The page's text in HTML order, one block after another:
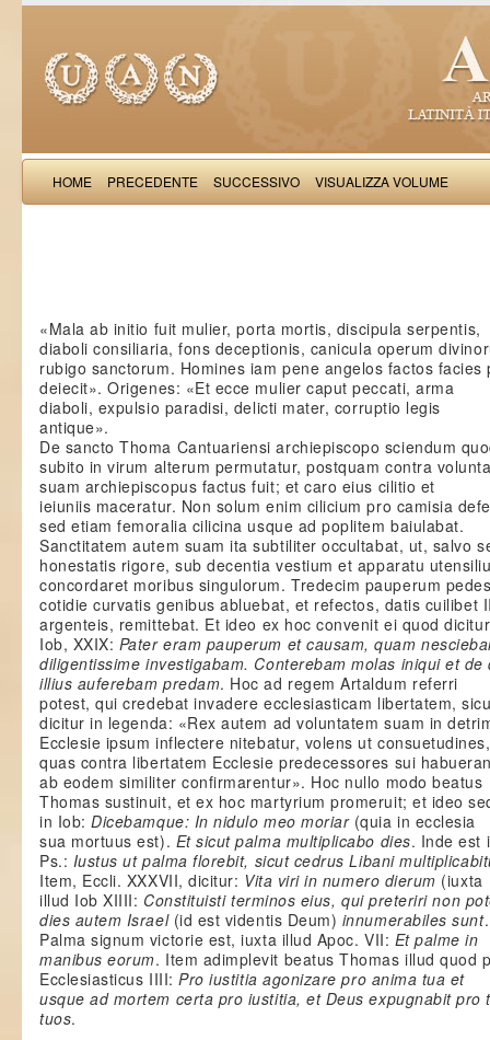
HOME PRECEDENTE SUCCESSIVO VISUALIZZA VOLUME
«Mala ab initio fuit mulier, porta mortis, discipula serpentis,
diaboli consiliaria, fons deceptionis, canicula operum
rubigo sanctorum. Homines iam pene angelos factos facies
deiecit». Origenes: «Et ecce mulier caput peccati, arma
diaboli, expulsio paradisi, delicti mater, corruptio legis
antique».
De sancto Thoma Cantuariensi archiepiscopo sciendum
subito in virum alterum permutatur, postquam contra
suam archiepiscopus factus fuit; et caro eius cilitio et
ieiuniis maceratur. Non solum enim cilicium pro camisia
sed etiam femoralia cilicina usque ad poplitem baiulabat.
Sanctitatem autem suam ita subtiliter occultabat, ut, salvo
honestatis rigore, sub decentia vestium et apparatu
concordaret moribus singulorum. Tredecim pauperum
cotidie curvatis genibus abluebat, et refectos, datis cuilibet
argenteis, remittebat. Et ideo ex hoc convenit ei quod
Iob, XXIX: Pater eram pauperum et causam, quam
diligentissime investigabam. Conterebam molas iniqui et de
illius auferebam predam. Hoc ad regem Artaldum referri
potest, qui credebat invadere ecclesiasticam libertatem,
dicitur in legenda: «Rex autem ad voluntatem suam in
Ecclesie ipsum inflectere nitebatur, volens ut consuetudines,
quas contra libertatem Ecclesie predecessores sui
ab eodem similiter confirmarentur». Hoc nullo modo beatus
Thomas sustinuit, et ex hoc martyrium promeruit; et ideo
in Iob:Dicebamque: In nidulo meo moriar(quia in ecclesia
sua mortuus est). Et sicut palma multiplicabo dies. Inde est
Ps.: Iustus ut palma florebit, sicut cedrus Libani
Item, Eccli. XXXVII, dicitur: Vita viri in numero dierum (iuxta
illud Iob XIIII: Constituisti terminos eius, qui preteriri non
dies autem Israel(id est videntis Deum) innumerabiles sunt.
Palma signum victorie est, iuxta illud Apoc. VII: Et palme in
manibus eorum. Item adimplevit beatus Thomas illud quod
Ecclesiasticus IIII:Pro iustitia agonizare pro anima tua et
usque ad mortem certa pro iustitia, et Deus expugnabit pro
tuos.